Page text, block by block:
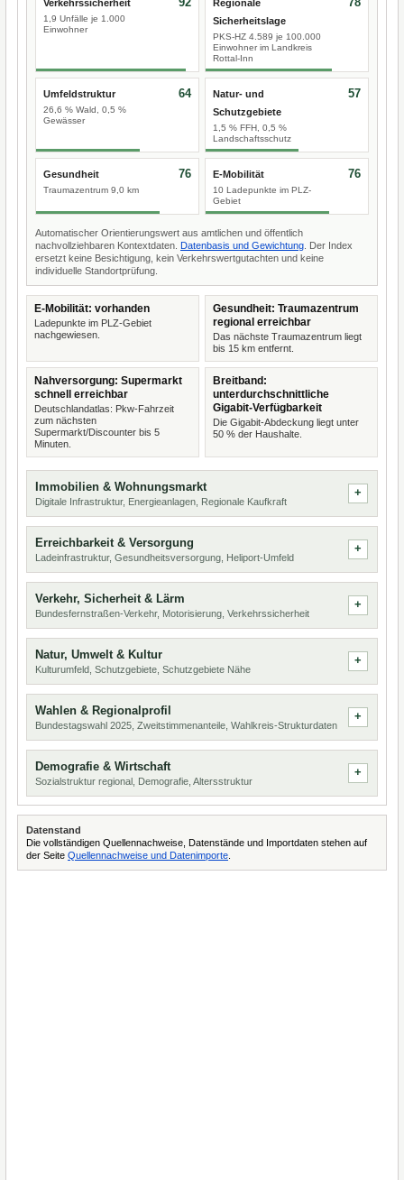
Verkehrssicherheit
1,9 Unfälle je 1.000
Einwohner
Regionale
Sicherheitslage
PKS-HZ 4.589 je 100.000
Einwohner im Landkreis
Rottal-Inn
Umfeldstruktur
26,6 % Wald, 0,5 %
Gewässer
64
Natur- und
Schutzgebiete
1,5 % FFH, 0,5 %
Landschaftsschutz
57
Gesundheit
Traumazentrum 9,0 km
76 E-Mobilität
10 Ladepunkte im PLZ-
Gebiet
76
Automatischer Orientierungswert aus amtlichen und öffentlich
nachvollziehbaren Kontextdaten. Datenbasis und Gewichtung . Der Index
ersetzt keine Besichtigung, kein Verkehrswertgutachten und keine
individuelle Standortprüfung.
E-Mobilität: vorhanden
Ladepunkte im PLZ-Gebiet
nachgewiesen.
Gesundheit: Traumazentrum
regional erreichbar
Das nächste Traumazentrum liegt
bis 15 km entfernt.
Nahversorgung: Supermarkt
schnell erreichbar
Deutschlandatlas: Pkw-Fahrzeit
zum nächsten
Supermarkt/Discounter bis 5
Minuten.
Breitband:
unterdurchschnittliche
Gigabit-Verfügbarkeit
Die Gigabit-Abdeckung liegt unter
50 % der Haushalte.
Immobilien & Wohnungsmarkt
Digitale Infrastruktur, Energieanlagen, Regionale Kaufkraft
Erreichbarkeit & Versorgung
Ladeinfrastruktur, Gesundheitsversorgung, Heliport-Umfeld
Verkehr, Sicherheit & Lärm
Bundesfernstraßen-Verkehr, Motorisierung, Verkehrssicherheit
Natur, Umwelt & Kultur
Kulturumfeld, Schutzgebiete, Schutzgebiete Nähe
Wahlen & Regionalprofil
Bundestagswahl 2025, Zweitstimmenanteile, Wahlkreis-Strukturdaten
Demografie & Wirtschaft
Sozialstruktur regional, Demografie, Altersstruktur
Datenstand
Die vollständigen Quellennachweise, Datenstände und Importdaten stehen auf
der Seite Quellennachweise und Datenimporte